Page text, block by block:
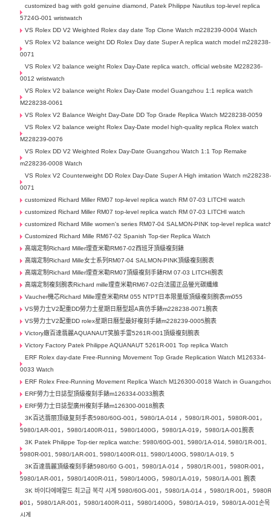
customized bag with gold genuine diamond, Patek Philippe Nautilus top-level replica
5724G-001 wristwatch
VS Rolex DD V2 Weighted Rolex day date Top Clone Watch m228239-0004 Watch
VS Rolex V2 balance weight DD Rolex Day date Super A replica watch model m228238-
0071
VS Rolex V2 balance weight Rolex Day-Date replica watch, official website M228236-
0012 wristwatch
VS Rolex V2 balance weight Rolex Day-Date model Guangzhou 1:1 replica watch
M228238-0061
VS Rolex V2 Balance Weight Day-Date DD Top Grade Replica Watch M228238-0059
VS Rolex V2 balance weight Rolex Day-Date model high-quality replica Rolex watch
M228239-0076
VS Rolex DD V2 Weighted Rolex Day-Date Guangzhou Watch 1:1 Top Remake
m228236-0008 Watch
VS Rolex V2 Counterweight DD Rolex Day-Date Super A High imitation Watch m228238-
0071
customized Richard Miller RM07 top-level replica watch RM 07-03 LITCHI watch
customized Richard Miller RM07 top-level replica watch RM 07-03 LITCHI watch
customized Richard Mille women's series RM07-04 SALMON-PINK top-level replica
Customized Richard Mille RM67-02 Spanish Top-tier Replica Watch
高端定制Richard Miller理查米勒RM67-02西班牙頂級複刻錶
高端定制Richard Mille女士系列RM07-04 SALMON-PINK頂級複刻腕表
高端定制Richard Miller理查米勒RM07頂級複刻手錶RM 07-03 LITCHI腕表
高端定制複刻腕表Richard mille理查米勒RM67-02白法國正品螢光碳纖維
Vaucher機芯Richard Mille理查米勒RM 055 NTPT日本限量版頂級複刻腕表rm055
VS勞力士V2配重DD勞力士星期日曆型超A高仿手錶m228238-0071腕表
VS勞力士V2配重DD rolex星期日曆型最好複刻手錶m228239-0005腕表
Victory廠百達翡麗AQUANAUT笑臉手雷5261R-001頂級複刻腕表
Victory Factory Patek Philippe AQUANAUT 5261R-001 Top replica Watch
ERF Rolex day-date Free-Running Movement Top Grade Replication Watch M126334-
0033 Watch
ERF Rolex Free-Running Movement Replica Watch M126300-0018 Watch in
ERF勞力士日誌型頂級複刻手錶m126334-0033腕表
ERF勞力士日誌型廣州複刻手錶m126300-0018腕表
3K百达翡丽顶级复刻手表5980/60G-001，5980/1A-014 ，5980/1R-001，5980R-001，
5980/1AR-001，5980/1400R-011，5980/1400G，5980/1A-019，5980/1A-001腕表
3K Patek Philippe Top-tier replica watche: 5980/60G-001, 5980/1A-014, 5980/1R-001,
5980R-001, 5980/1AR-001, 5980/1400R-011, 5980/1400G, 5980/1A-019, 5
3K百達翡麗頂級複刻手錶5980/60 G-001，5980/1A-014 ，5980/1R-001，5980R-001，
5980/1AR-001，5980/1400R-011，5980/1400G，5980/1A-019，5980/1A-001 腕表
3K 바이다에메랄드 최고급 복각 시계 5980/60G-001，5980/1A-014 ，5980/1R-001，
001，5980/1AR-001，5980/1400R-011，5980/1400G，5980/1A-019，5980/1A-001손목
시계